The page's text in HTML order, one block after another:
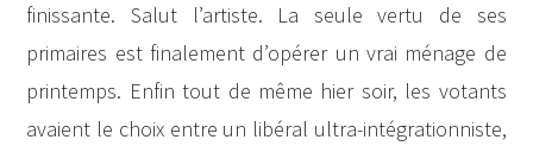
finissante. Salut l’artiste. La seule vertu de ses
primaires est finalement d’opérer un vrai ménage de
printemps. Enfin tout de même hier soir, les votants
avaient le choix entre un libéral ultra-intégrationniste,